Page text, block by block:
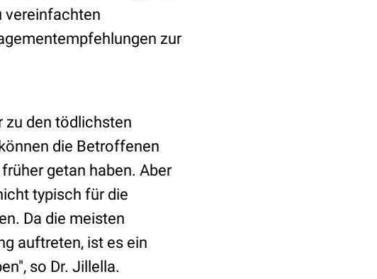
vereinfachten
zur
zu den tödlichsten
die Betroffenen
getan haben. Aber
typisch für die
Da die meisten
auftreten, ist es ein
so Dr. Jillella.